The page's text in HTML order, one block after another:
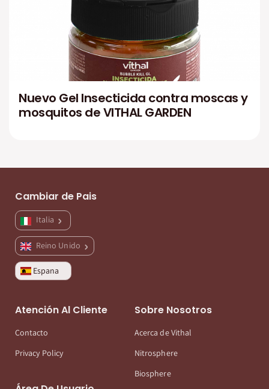
Nuevo Gel Insecticida contra moscas y
mosquitos de VITHAL GARDEN
Cambiar de Pais
Italia
Reino Unido
Espana
Atención Al Cliente
Contacto
Privacy Policy
Sobre Nosotros
Acerca de Vithal
Nitrosphere
Biosphere